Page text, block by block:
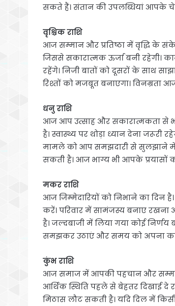
सकते हैं। संतान की उपलब्धियां आपके
वृश्चिक राशि
आज सम्मान और प्रतिष्ठा में वृद्धि के
जिससे सकारात्मक ऊर्जा बनी रहेगी।
रहेंगे। निजी बातों को दूसरों के साथ
रिश्तों को मजबूत बनाएगा। विनम्रता
धनु राशि
आज आप उत्साह और सकारात्मकता से
है। स्वास्थ्य पर थोड़ा ध्यान देना
मामले को आप समझदारी से सुलझाने में
सकती है। आज भाग्य भी आपके प्रयासों
मकर राशि
आज जिम्मेदारियों को निभाने का दिन
करें। परिवार में सामंजस्य बनाए रखना
है। जल्दबाजी में लिया गया कोई
समझकर उठाएं और समय को अपना
कुंभ राशि
आज समाज में आपकी पहचान और सम्मान
आर्थिक स्थिति पहले से बेहतर दिखाई दे
मिठास लौट सकती है। यदि दिल में